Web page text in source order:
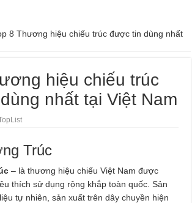
8 Thương hiệu chiếu trúc được tin dùng nhất
hiệu chiếu trúc
nhất tại Việt Nam
Trúc
– là thương hiệu chiếu Việt Nam được
thích sử dụng rộng khắp toàn quốc. Sản
tự nhiên, sản xuất trên dây chuyền hiện